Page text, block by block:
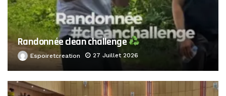
Randonnée clean challenge
Espoiretcreation 27 Juillet 2026